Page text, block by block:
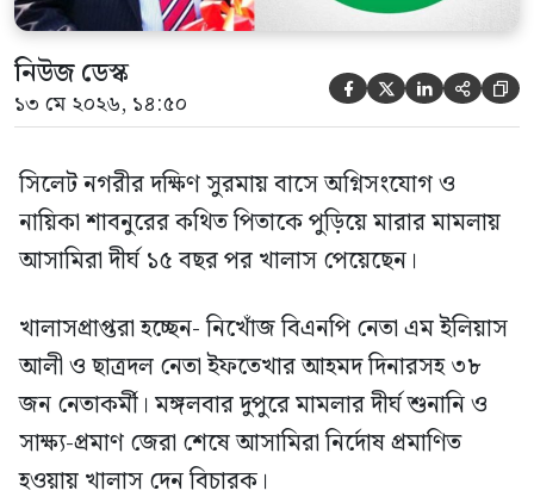
নিউজ ডেস্ক
১৩ মে ২০২৬, ১৪:৫০     
সিলেট নগরীর দক্ষিণ সুরমায় বাসে অগ্নিসংযোগ ও
নায়িকা শাবনুরের কথিত পিতাকে পুড়িয়ে মারার মামলায়
আসামিরা দীর্ঘ ১৫ বছর পর খালাস পেয়েছেন।
খালাসপ্রাপ্তরা হচ্ছেন- নিখোঁজ বিএনপি নেতা এম ইলিয়াস
আলী ও ছাত্রদল নেতা ইফতেখার আহমদ দিনারসহ ৩৮
জন নেতাকর্মী। মঙ্গলবার দুপুরে মামলার দীর্ঘ শুনানি ও
সাক্ষ্য-প্রমাণ জেরা শেষে আসামিরা নির্দোষ প্রমাণিত
হওয়ায় খালাস দেন বিচারক।